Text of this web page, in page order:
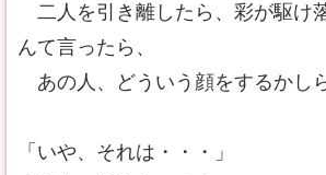
二人を引き離したら、彩が駆け
んて言ったら、
あの人、どういう顔をするかし
「いや、それは・・・」